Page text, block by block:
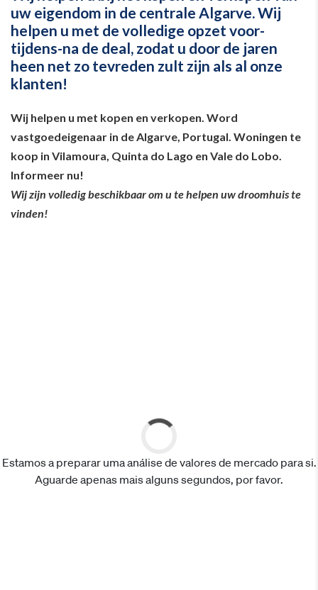
uw eigendom in de centrale Algarve. Wij
helpen u met de volledige opzet voor-
tijdens-na de deal, zodat u door de jaren
heen net zo tevreden zult zijn als al onze
klanten!
Wij helpen u met kopen en verkopen. Word
vastgoedeigenaar in de Algarve, Portugal. Woningen te
koop in Vilamoura, Quinta do Lago en Vale do Lobo.
Informeer nu!
Wij zijn volledig beschikbaar om u te helpen uw droomhuis te
vinden!